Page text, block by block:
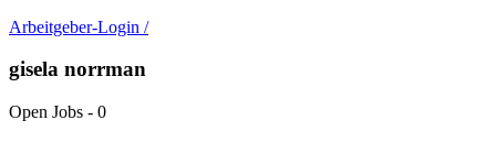
Arbeitgeber-Login /
gisela norrman
Open Jobs - 0